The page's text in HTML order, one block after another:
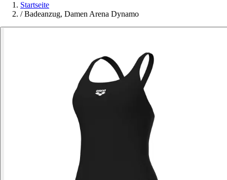
Startseite
/ Badeanzug, Damen Arena Dynamo